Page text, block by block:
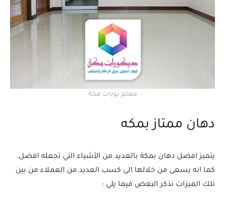
معلم بويات مكة
دهان ممتاز بمكه
يتميز افضل دهان بمكة بالعديد من الأشياء التي تجعله افضل.
كما انه يسعى من خلالها الى كسب العديد من العملاء من بين
تلك الميزات نذكر البعض فيما يلي :